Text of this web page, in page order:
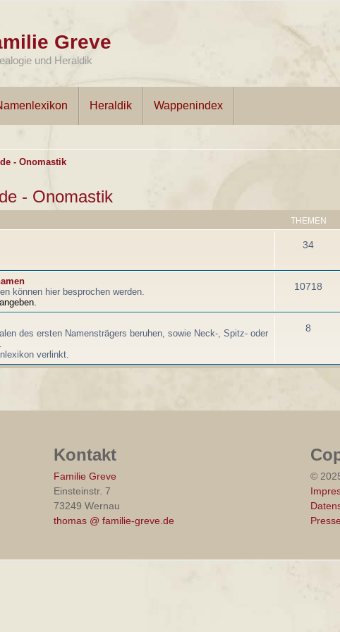
Greve
und Heraldik
Heraldik Wappenindex
- Onomastik
- Onomastik
THEMEN
34
können hier besprochen werden.
10718
des ersten Namensträgers beruhen, sowie Neck-, Spitz- oder
verlinkt.
8
Kontakt
Familie Greve
Einsteinstr. 7
73249 Wernau
thomas @ familie-greve.de
©
Presse